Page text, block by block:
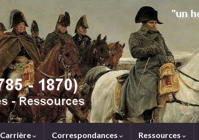
Carrière Correspondances Ressources